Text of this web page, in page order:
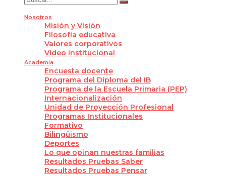
Nosotros
Misión y Visión
Filosofía educativa
Valores corporativos
Video institucional
Academia
Encuesta docente
Programa del Diploma del IB
Programa de la Escuela Primaria (PEP)
Internacionalización
Unidad de Proyección Profesional
Programas Institucionales
Formativo
Bilingüismo
Deportes
Lo que opinan nuestras familias
Resultados Pruebas Saber
Resultados Pruebas Pensar